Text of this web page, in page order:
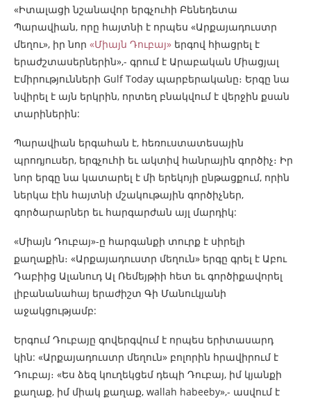
«Իտալացի նշանավոր երգչուհի Բենեդետա
Պարավիան, որը հայտնի է որպես «Արքայադուստր
մեղու», իր նոր «Միայն Դուբայ» երգով հիացրել է
երաժշտասերներին»,- գրում է Արաբական Միացյալ
Էմիրությունների Gulf Today պարբերականը։ Երգը նա
նվիրել է այն երկրին, որտեղ բնակվում է վերջին քսան
տարիներին:
Պարավիան երգահան է, հեռուստատեսային
պրոդյուսեր, երգչուհի եւ ակտիվ հանրային գործիչ։ Իր
նոր երգը նա կատարել է մի երեկոյի ընթացքում, որին
ներկա էին հայտնի մշակութային գործիչներ,
գործարարներ եւ հարգարժան այլ մարդիկ:
«Միայն Դուբայ»-ը հարգանքի տուրք է սիրելի
քաղաքին։ «Արքայադուստր մեղուն» երգը գրել է Աբու
Դաբիից Ալանուդ Ալ Ռեմեյթիի հետ եւ գործիքավորել
լիբանանահայ երաժիշտ Գի Մանուկյանի
աջակցությամբ:
Երգում Դուբայը գովերգվում է որպես երիտասարդ
կին: «Արքայադուստր մեղուն» բոլորին հրավիրում է
Դուբայ։ «Ես ձեզ կուղեկցեմ դեպի Դուբայ, իմ կյանքի
քաղաք, իմ միակ քաղաք, wallah habeeby»,- ասվում է